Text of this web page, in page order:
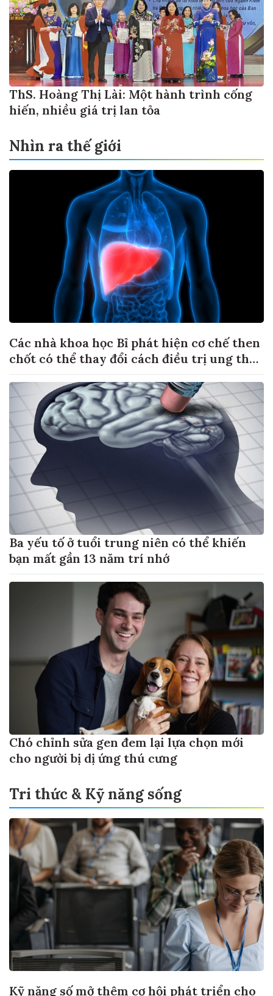
ThS. Hoàng Thị Lài: Một hành trình cống
hiến, nhiều giá trị lan tỏa
Nhìn ra thế giới
Các nhà khoa học Bỉ phát hiện cơ chế then
chốt có thể thay đổi cách điều trị ung thư
Ba yếu tố ở tuổi trung niên có thể khiến
bạn mất gần 13 năm trí nhớ
Chó chỉnh sửa gen đem lại lựa chọn mới
cho người bị dị ứng thú cưng
Tri thức & Kỹ năng sống
Kỹ năng số mở thêm cơ hội phát triển cho